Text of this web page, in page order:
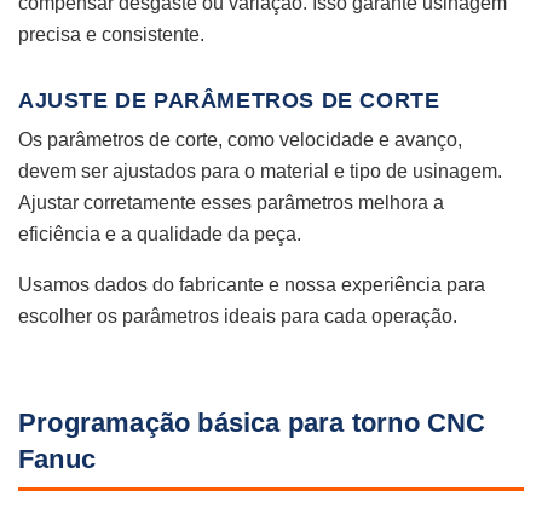
precisa e consistente.
AJUSTE DE PARÂMETROS DE CORTE
Os parâmetros de corte, como velocidade e avanço,
devem ser ajustados para o material e tipo de usinagem.
Ajustar corretamente esses parâmetros melhora a
eficiência e a qualidade da peça.
Usamos dados do fabricante e nossa experiência para
escolher os parâmetros ideais para cada operação.
Programação básica para torno CNC
Fanuc